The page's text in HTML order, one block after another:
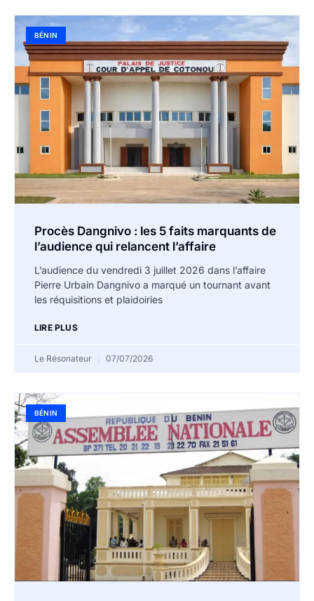
BÉNIN
Procès Dangnivo : les 5 faits marquants de
l’audience qui relancent l’affaire
L’audience du vendredi 3 juillet 2026 dans l’affaire
Pierre Urbain Dangnivo a marqué un tournant avant
les réquisitions et plaidoiries
LIRE PLUS
Le Résonateur 07/07/2026
BÉNIN